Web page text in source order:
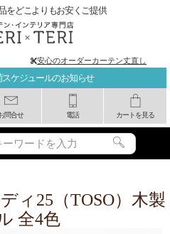
ケジュールのお知らせ
問合せ 電話 カートを見る
をどこよりもお安くご提供
安心のオーダーカーテン丈直し
ィ25（TOSO）木製
全4色